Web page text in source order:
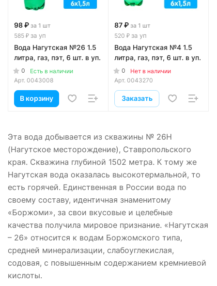
98 ₽ за 1 шт
585 ₽ за уп
Вода Нагутская №26 1.5
литра, газ, пэт, 6 шт. в уп.
0
Есть в наличии
Арт. 0043008
В корзину
87 ₽ за 1 шт
520 ₽ за уп
Вода Нагутская №4 1.5
литра, газ, пэт, 6 шт. в уп.
0
Нет в наличии
Арт. 0043270
Заказать
Эта вода добывается из скважины № 26Н
(Нагутское месторождение), Ставропольского
края. Скважина глубиной 1502 метра. К тому же
Нагутская вода оказалась высокотермальной, то
есть горячей. Единственная в России вода по
своему составу, идентичная знаменитому
«Боржоми», за свои вкусовые и целебные
качества получила мировое признание. «Нагутская
– 26» относится к водам Боржомского типа,
средней минерализации, слабоуглекислая,
содовая, с повышенным содержанием кремниевой
кислоты.